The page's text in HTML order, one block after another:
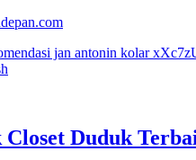
Closet Duduk